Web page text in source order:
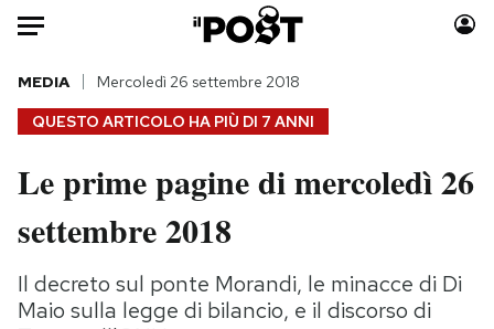
Auto
HOME
Italia
Politica
Tecnologia
Internet
Moda
Storie/Idee
Ok Boomer!
QUESTO ARTICOLO HA PIÙ DI 7 ANNI
MEDIA Mercoledì 26 settembre 2018
Le prime pagine di mercoledì 26
settembre 2018
Il decreto sul ponte Morandi, le minacce di Di
Maio sulla legge di bilancio, e il discorso di